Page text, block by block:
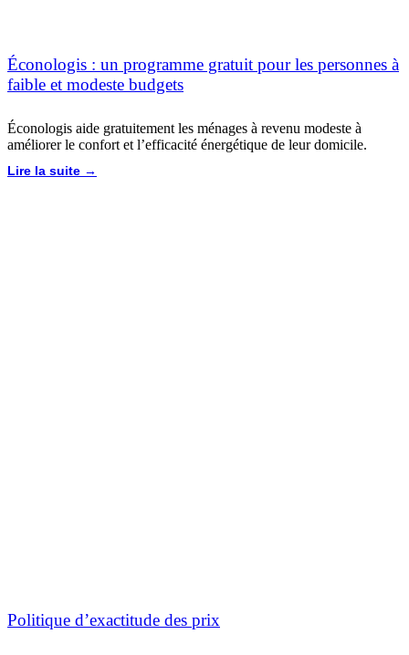
Éconologis : un programme gratuit pour les personnes à
faible et modeste budgets
Éconologis aide gratuitement les ménages à revenu modeste à
améliorer le confort et l’efficacité énergétique de leur domicile.
Lire la suite →
Politique d’exactitude des prix